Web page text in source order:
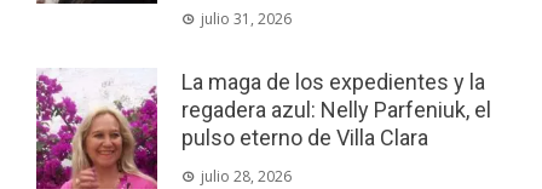
julio 31, 2026
La maga de los expedientes y la
regadera azul: Nelly Parfeniuk, el
pulso eterno de Villa Clara
julio 28, 2026